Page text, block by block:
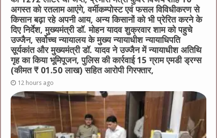
अगस्त को रतलाम आएंगे, वर्मीकम्पोस्ट एवं फसल विविधीकरण से
किसान बढ़ा रहे अपनी आय, अन्य किसानों को भी प्रेरित करने के
दिए निर्देश, मुख्यमंत्री डॉ. मोहन यादव शुक्रवार शाम को पहुचे
उज्जैन, सर्वोच्च न्यायालय के मुख्‍य न्‍यायाधीश न्यायाधिपति
सूर्यकांत और मुख्यमंत्री डॉ. यादव ने उज्जैन में न्यायाधीश अतिथि
गृह का किया भूमिपूजन, पुलिस की कार्रवाई 15 ग्राम एमडी ड्रग्स
(कीमत ₹ 01.50 लाख) सहित आरोपी गिरफ्तार,
12 hours ago